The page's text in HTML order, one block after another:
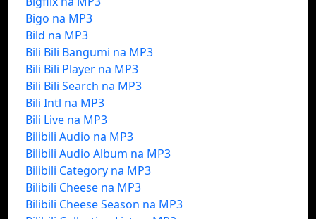
Bigo na MP3
Bild na MP3
Bili Bili Bangumi na MP3
Bili Bili Player na MP3
Bili Bili Search na MP3
Bili Intl na MP3
Bili Live na MP3
Bilibili Audio na MP3
Bilibili Audio Album na MP3
Bilibili Category na MP3
Bilibili Cheese na MP3
Bilibili Cheese Season na MP3